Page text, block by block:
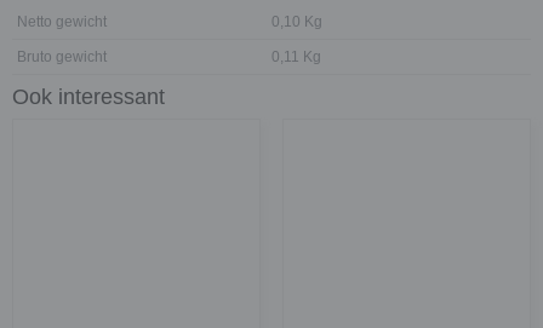
Netto gewicht 0,10 Kg
Bruto gewicht 0,11 Kg
Ook interessant